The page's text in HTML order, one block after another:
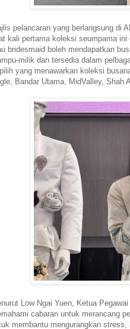
pelancaran yang berlangsung di
kali pertama koleksi seumpama
bridesmaid boleh mendapatkan
milik dan tersedia dalam
yang menawarkan koleksi
Bandar Utama, MidValley, Shah
Low Ngai Yuen, Ketua
cabaran untuk merancang
membantu mengurangkan